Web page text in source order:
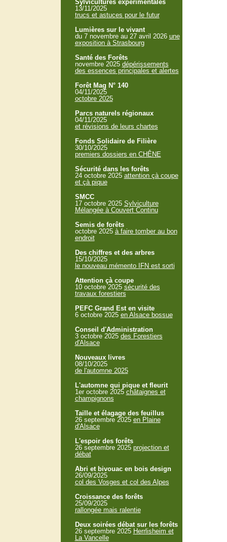
Sylvicultures expérimentales
13/11/2025
trucs et astuces pour le futur
Lumières sur le vivant
du 7 novembre au 27 avril 2026 une
exposition à Strasbourg
Santé des Forêts
novembre 2025 dépérissements
des essences principales et alertes
Forêt Mag N° 140
04/11/2025
octobre 2025
Parcs naturels régionaux
04/11/2025
et révisions de leurs chartes
Fonds Solidaire de Filière
30/10/2025
premiers dossiers en CHÊNE
Sécurité dans les forêts
24 octobre 2025 attention çà coupe
et çà pique
SMCC
17 octobre 2025 Sylviculture
Mélangée à Couvert Continu
Semis de forêts
octobre 2025 à faire tomber au bon
endroit
Des chiffres et des arbres
15/10/2025
le nouveau mémento IFN est sorti
Attention çà coupe
10 octobre 2025 sécurité des
travaux forestiers
PEFC Grand Est en visite
6 octobre 2025 en Alsace bossue
Conseil d'Administration
3 octobre 2025 des Forestiers
d'Alsace
Nouveaux livres
08/10/2025
de l'automne 2025
L'automne qui pique et fleurit
1er octobre 2025 châtaignes et
champignons
Taille et élagage des feuillus
26 septembre 2025 en Plaine
d'Alsace
L'espoir des forêts
26 septembre 2025 projection et
débat
Abri et bivouac en bois design
26/09/2025
col des Vosges et col des Alpes
Croissance des forêts
25/09/2025
rallongée mais ralentie
Deux soirées débat sur les forêts
26 septembre 2025 Herrlisheim et
La Vancelle